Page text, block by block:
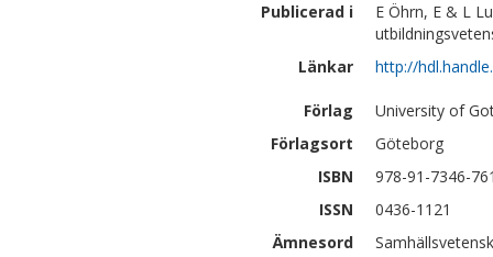
Publicerad i
E Öhrn, E & L
Länkar
http://
Förlag
University of
Förlagsort
Göteborg
ISBN
978-91-7346-
ISSN
0436-1121
Ämnesord